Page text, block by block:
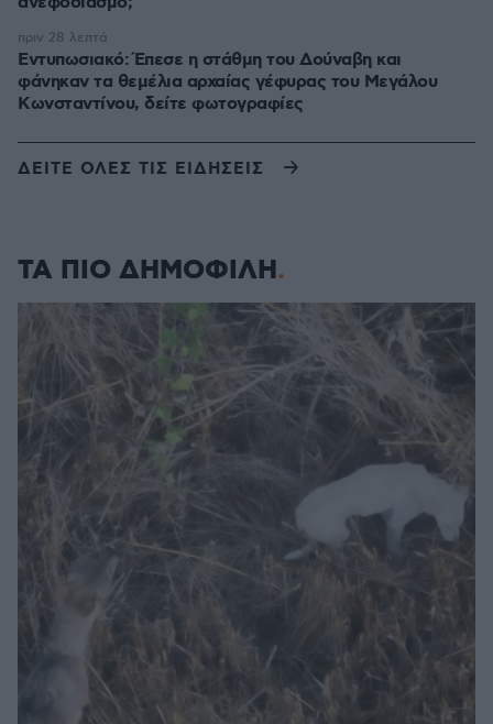
Εντυπωσιακό: Έπεσε η στάθμη του Δούναβη και
φάνηκαν τα θεμέλια αρχαίας γέφυρας του Μεγάλου
Κωνσταντίνου, δείτε φωτογραφίες
πριν 28 λεπτά
ΔΕΙΤΕ ΟΛΕΣ ΤΙΣ ΕΙΔΗΣΕΙΣ
ΤΑ ΠΙΟ ΔΗΜΟΦΙΛΗ